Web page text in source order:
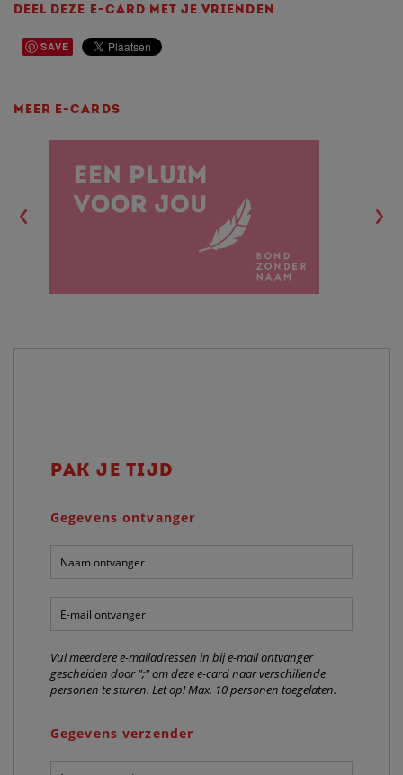
DEEL DEZE E-CARD MET JE VRIENDEN
SAVE
MEER E-CARDS
PAK JE TIJD
Gegevens ontvanger
ontvanger:
*
mail
ontvanger:
*
Vul meerdere e-mailadressen in bij e-mail ontvanger
gescheiden door ";" om deze e-card naar verschillende
personen te sturen. Let op! Max. 10 personen toegelaten.
Gegevens verzender